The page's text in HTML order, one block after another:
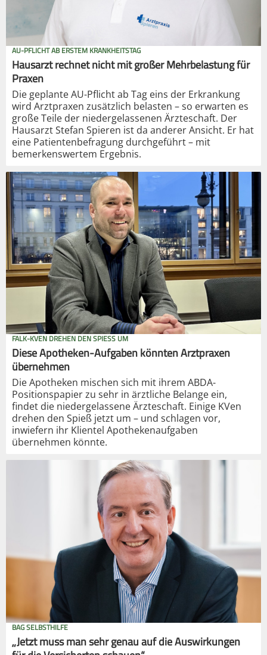
AU-PFLICHT AB ERSTEM KRANKHEITSTAG
Hausarzt rechnet nicht mit großer Mehrbelastung für
Praxen
Die geplante AU-Pflicht ab Tag eins der Erkrankung
wird Arztpraxen zusätzlich belasten – so erwarten es
große Teile der niedergelassenen Ärzteschaft. Der
Hausarzt Stefan Spieren ist da anderer Ansicht. Er hat
eine Patientenbefragung durchgeführt – mit
bemerkenswertem Ergebnis.
FALK-KVEN DREHEN DEN SPIESS UM
Diese Apotheken-Aufgaben könnten Arztpraxen
übernehmen
Die Apotheken mischen sich mit ihrem ABDA-
Positionspapier zu sehr in ärztliche Belange ein,
findet die niedergelassene Ärzteschaft. Einige KVen
drehen den Spieß jetzt um – und schlagen vor,
inwiefern ihr Klientel Apothekenaufgaben
übernehmen könnte.
BAG SELBSTHILFE
„Jetzt muss man sehr genau auf die Auswirkungen